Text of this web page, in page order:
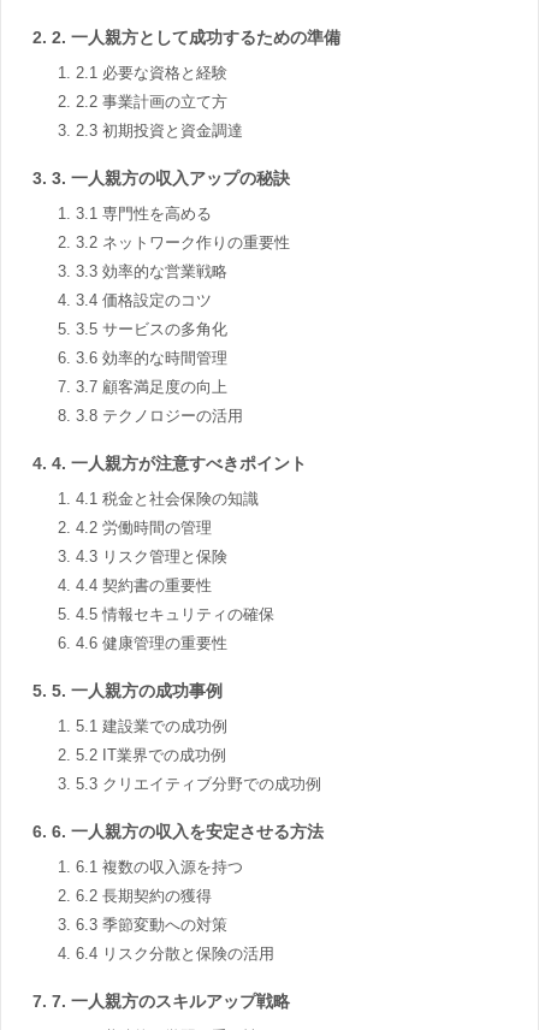
2. 一人親方として成功するための準備
2.1 必要な資格と経験
2.2 事業計画の立て方
2.3 初期投資と資金調達
3. 一人親方の収入アップの秘訣
3.1 専門性を高める
3.2 ネットワーク作りの重要性
3.3 効率的な営業戦略
3.4 価格設定のコツ
3.5 サービスの多角化
3.6 効率的な時間管理
3.7 顧客満足度の向上
3.8 テクノロジーの活用
4. 一人親方が注意すべきポイント
4.1 税金と社会保険の知識
4.2 労働時間の管理
4.3 リスク管理と保険
4.4 契約書の重要性
4.5 情報セキュリティの確保
4.6 健康管理の重要性
5. 一人親方の成功事例
5.1 建設業での成功例
5.2 IT業界での成功例
5.3 クリエイティブ分野での成功例
6. 一人親方の収入を安定させる方法
6.1 複数の収入源を持つ
6.2 長期契約の獲得
6.3 季節変動への対策
6.4 リスク分散と保険の活用
7. 一人親方のスキルアップ戦略